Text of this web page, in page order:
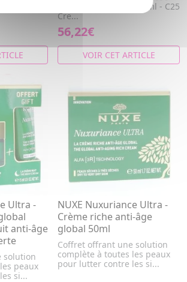
Nettoyante Globale 50ml - C25
Cre...
56,22€
VOIR CET ARTICLE
Ultra -
anti-âge
solution
peaux
si...
NUXE Nuxuriance Ultra -
Crème riche anti-âge
global 50ml
Coffret offrant une solution
complète à toutes les peaux
pour lutter contre les si...